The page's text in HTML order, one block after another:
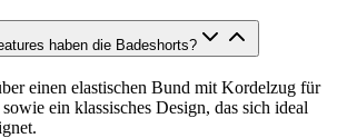
haben die Badeshorts?
einen elastischen Bund mit Kordelzug für
ein klassisches Design, das sich ideal